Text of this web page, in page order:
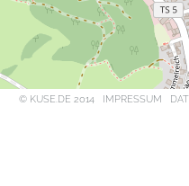
© KUSE.DE 2014 IMPRESSUM